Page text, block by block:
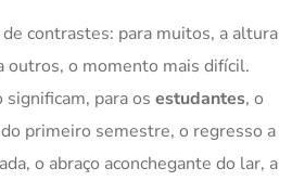
contrastes: para muitos, a altura
outros, o momento mais difícil.
para os estudantes, o
primeiro semestre, o regresso a
o abraço aconchegante do lar, a